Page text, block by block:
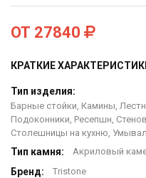
ОТ 27840
КРАТКИЕ
Тип изделия:
Барные стойки, Камины,
Подоконники, Ресепшн,
Столешницы на кухню,
Тип камня: Акриловый
Бренд: Тristone